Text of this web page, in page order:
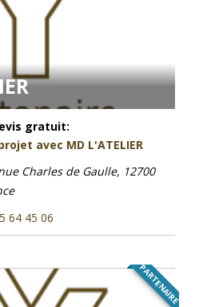
gratuit:
avec MD L'ATELIER
Charles de Gaulle, 12700
64 45 06
PARTENAIRE